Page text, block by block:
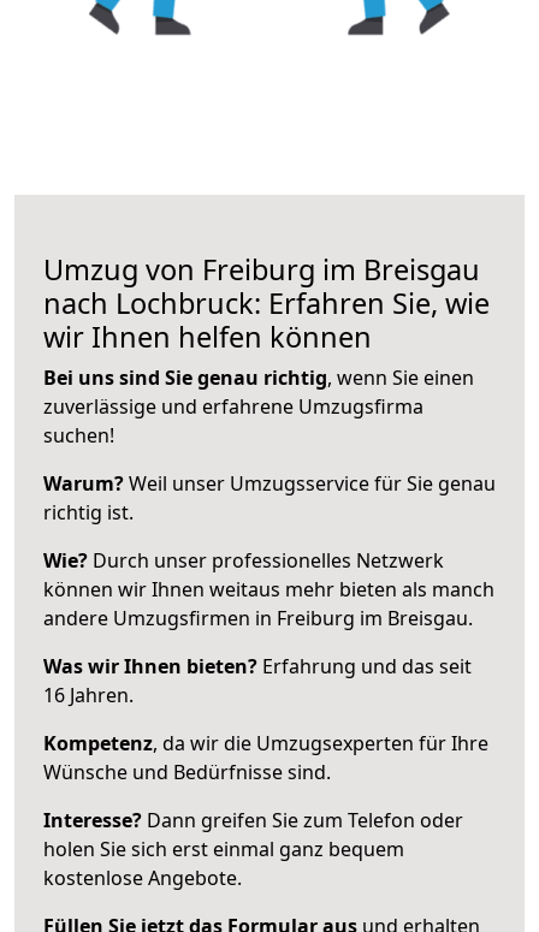
Umzug von Freiburg im Breisgau
nach Lochbruck: Erfahren Sie, wie
wir Ihnen helfen können
Bei uns sind Sie genau richtig, wenn Sie einen
zuverlässige und erfahrene Umzugsfirma
suchen!
Warum?Weil unser Umzugsservice für Sie genau
richtig ist.
Wie? Durch unser professionelles Netzwerk
können wir Ihnen weitaus mehr bieten als manch
andere Umzugsfirmen in Freiburg im Breisgau.
Was wir Ihnen bieten? Erfahrung und das seit
16 Jahren.
Kompetenz, da wir die Umzugsexperten für Ihre
Wünsche und Bedürfnisse sind.
Interesse? Dann greifen Sie zum Telefon oder
holen Sie sich erst einmal ganz bequem
kostenlose Angebote.
Füllen Sie jetzt das Formular aus und erhalten